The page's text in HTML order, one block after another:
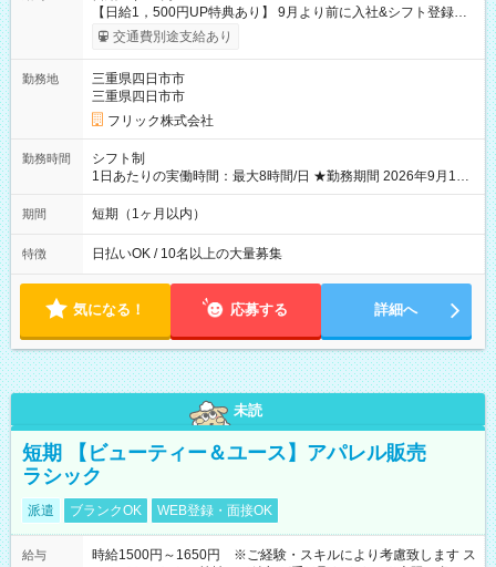
【日給1，500円UP特典あり】 9月より前に入社&シフト登録す
ると 期間中(9/16~10/23) の日給がUP! 日給1万1500円でしっか
り稼げます♪ 【試用期間】試用期間なし
交通費別途支給あり
勤務地
三重県四日市市
三重県四日市市
フリック株式会社
勤務時間
シフト制
1日あたりの実働時間：最大8時間/日 ★勤務期間 2026年9月16
日~2026年10月23日 短期勤務OK! 期間中フル勤務できる方優遇
※週3~5日勤務(勤務日数応相談) ※期間前から勤務スタートも可
り ※夜勤シフトあり
期間 短期（1ヶ月以内）
特徴 日払いOK / 10名以上の大量募集
気になる！ 応募する 詳細へ
未読
短期 【ビューティー＆ユース】アパレル販売
ラシック
派遣 ブランクOK WEB登録・面接OK
給与
時給1500円～1650円 ※ご経験・スキルにより考慮致します ス